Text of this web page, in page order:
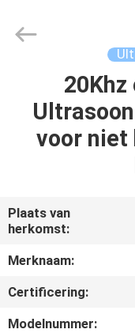
PRODUCTEN
ONS
Equipment
Co.,Ltd.
voor niet
Plaats van
herkomst:
Merknaam:
Certificering:
Modelnummer: